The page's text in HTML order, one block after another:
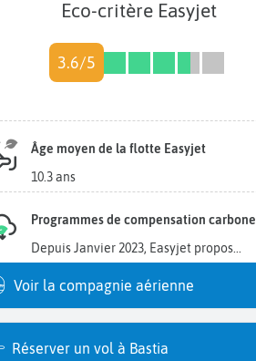
Eco-critère Easyjet
3.6/5
Âge moyen de la flotte Easyjet
10.3 ans
Programmes de compensation carbone
Depuis Janvier 2023, Easyjet propos...
Voir la compagnie aérienne
Réserver un vol à Bastia